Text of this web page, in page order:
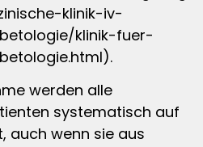
klinik-iv-
klinik-fuer-
werden alle
systematisch auf
auch wenn sie aus